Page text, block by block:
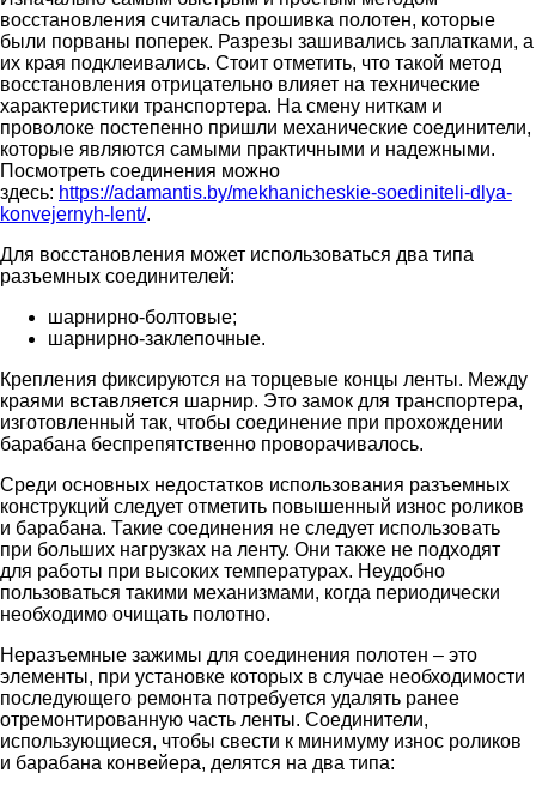
восстановления считалась прошивка полотен, которые
были порваны поперек. Разрезы зашивались заплатками, а
их края подклеивались. Стоит отметить, что такой метод
восстановления отрицательно влияет на технические
характеристики транспортера. На смену ниткам и
проволоке постепенно пришли механические соединители,
которые являются самыми практичными и надежными.
Посмотреть соединения можно
здесь: https://adamantis.by/mekhanicheskie-soediniteli-dlya-
konvejernyh-lent/.
Для восстановления может использоваться два типа
разъемных соединителей:
шарнирно-болтовые;
шарнирно-заклепочные.
Крепления фиксируются на торцевые концы ленты. Между
краями вставляется шарнир. Это замок для транспортера,
изготовленный так, чтобы соединение при прохождении
барабана беспрепятственно проворачивалось.
Среди основных недостатков использования разъемных
конструкций следует отметить повышенный износ роликов
и барабана. Такие соединения не следует использовать
при больших нагрузках на ленту. Они также не подходят
для работы при высоких температурах. Неудобно
пользоваться такими механизмами, когда периодически
необходимо очищать полотно.
Неразъемные зажимы для соединения полотен – это
элементы, при установке которых в случае необходимости
последующего ремонта потребуется удалять ранее
отремонтированную часть ленты. Соединители,
использующиеся, чтобы свести к минимуму износ роликов
и барабана конвейера, делятся на два типа: